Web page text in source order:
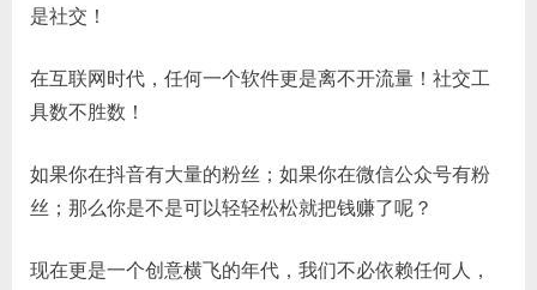
是社交！
在互联网时代，任何一个软件更是离不开流量！社交工
具数不胜数！
如果你在抖音有大量的粉丝；如果你在微信公众号有粉
丝；那么你是不是可以轻轻松松就把钱赚了呢？
现在更是一个创意横飞的年代，我们不必依赖任何人，